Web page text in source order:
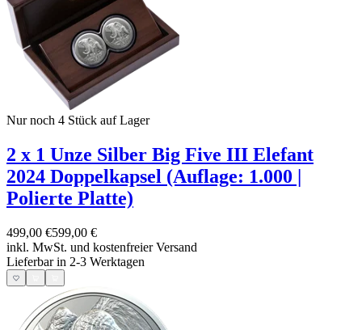
Nur noch 4 Stück auf Lager
2 x 1 Unze Silber Big Five III Elefant
2024 Doppelkapsel (Auflage: 1.000 |
Polierte Platte)
499,00 €599,00 €
inkl. MwSt. und kostenfreier Versand
Lieferbar in 2-3 Werktagen